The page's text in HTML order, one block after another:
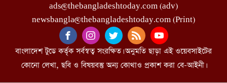
ads@thebangladeshtoday.com (adv)
newsbangla@thebangladeshtoday.com (Print)
বাংলাদেশ টুডে কর্তৃক সর্বস্বত্ব সংরক্ষিত। অনুমতি ছাড়া এই ওয়েবসাইটের
কোনো লেখা, ছবি ও বিষয়বস্তু অন্য কোথাও প্রকাশ করা বে-আইনী।